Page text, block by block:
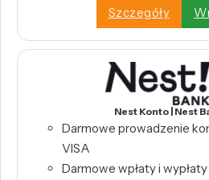
Szczegóły
Nest Konto | Nest
Darmowe prowadzenie
VISA
Darmowe wpłaty i wypłaty